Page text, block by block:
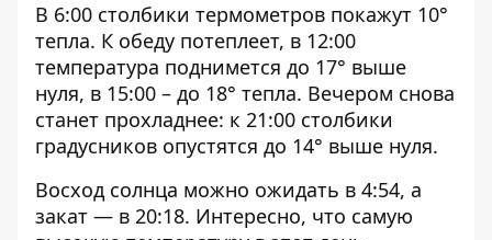
В 6:00 столбики термометров покажут 10°
тепла. К обеду потеплеет, в 12:00
температура поднимется до 17° выше
нуля, в 15:00 – до 18° тепла. Вечером снова
станет прохладнее: к 21:00 столбики
градусников опустятся до 14° выше нуля.
Восход солнца можно ожидать в 4:54, а
закат — в 20:18. Интересно, что самую